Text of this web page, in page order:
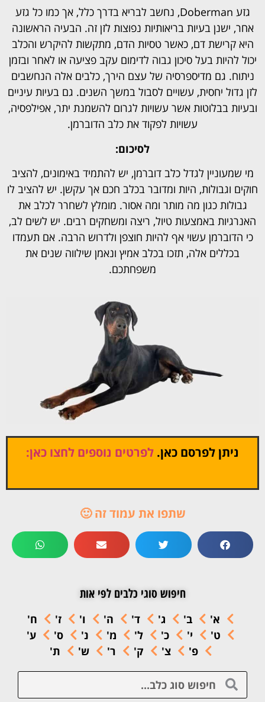
גזע Doberman, נחשב לבריא בדרך כלל, אך כמו כל גזע
אחר, ישנן בעיות בריאותיות נפוצות לזן זה. הבעיה הראשונה
היא קרישת דם, כאשר טסיות הדם, מתקשות להיקרש והכלב
יכול להיות בעל סיכון גבוה לדימום עקב פציעה או לאחר ובזמן
ניתוח. גם מדיספרסיה של עצם הירך, כלבים אלה הנחשבים
לזן גדול יחסית, עשויים לסבול במשך השנים. גם בעיות עיניים
ובעיות בבלוטות אשר עשויות לגרום להשמנת יתר, אפילפסיה,
עשויות לפקוד את כלב הדוברמן.
לסיכום:
מי שמעוניין לגדל כלב דוברמן, יש להתמיד באימונים, להציב
חוקים וגבולות, היות ומדובר בכלב חכם אך עקשן. יש להציב לו
גבולות כגון מה מותר ומה אסור. מומלץ לשחרר לכלב את
האנרגיות באמצעות טיול, ריצה ומשחקים רבים. יש לשים לב,
כי הדוברמן עשוי אף להיות חוצפן ולדרוש הרבה. אם תעמדו
בכללים אלה, תזכו בכלב אמיץ ונאמן שילווה שנים את
משפחתכם.
ניתן לפרסם כאן. לפרטים נוספים לחצו כאן:
שתפו את עמוד זה 🙂
חיפוש סוגי כלבים לפי אות
א' ב' ג' ד' ה' ו' ז'
ח'
ט'
י' כ' ל' מ' נ' ס'
ע'
פ'
צ' ק' ר' ש' ת'